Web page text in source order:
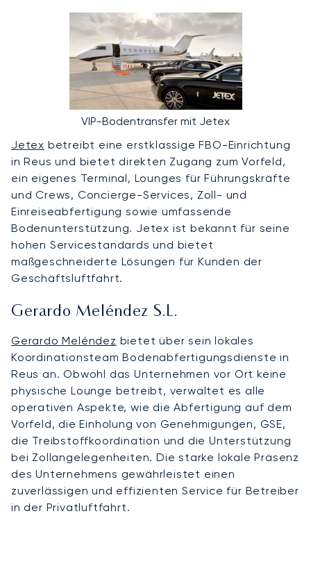
VIP-Bodentransfer mit Jetex
Jetex betreibt eine erstklassige FBO-Einrichtung
in Reus und bietet direkten Zugang zum Vorfeld,
ein eigenes Terminal, Lounges für Führungskräfte
und Crews, Concierge-Services, Zoll- und
Einreiseabfertigung sowie umfassende
Bodenunterstützung. Jetex ist bekannt für seine
hohen Servicestandards und bietet
maßgeschneiderte Lösungen für Kunden der
Geschäftsluftfahrt.
Gerardo Meléndez S.L.
Gerardo Meléndez bietet über sein lokales
Koordinationsteam Bodenabfertigungsdienste in
Reus an. Obwohl das Unternehmen vor Ort keine
physische Lounge betreibt, verwaltet es alle
operativen Aspekte, wie die Abfertigung auf dem
Vorfeld, die Einholung von Genehmigungen, GSE,
die Treibstoffkoordination und die Unterstützung
bei Zollangelegenheiten. Die starke lokale Präsenz
des Unternehmens gewährleistet einen
zuverlässigen und effizienten Service für Betreiber
in der Privatluftfahrt.